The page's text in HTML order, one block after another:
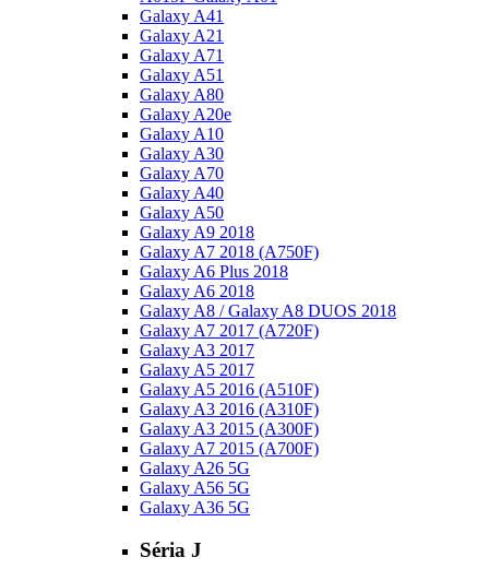
Galaxy A41
Galaxy A21
Galaxy A71
Galaxy A51
Galaxy A80
Galaxy A20e
Galaxy A10
Galaxy A30
Galaxy A70
Galaxy A40
Galaxy A50
Galaxy A9 2018
Galaxy A7 2018 (A750F)
Galaxy A6 Plus 2018
Galaxy A6 2018
Galaxy A8 / Galaxy A8 DUOS 2018
Galaxy A7 2017 (A720F)
Galaxy A3 2017
Galaxy A5 2017
Galaxy A5 2016 (A510F)
Galaxy A3 2016 (A310F)
Galaxy A3 2015 (A300F)
Galaxy A7 2015 (A700F)
Galaxy A26 5G
Galaxy A56 5G
Galaxy A36 5G
Séria J